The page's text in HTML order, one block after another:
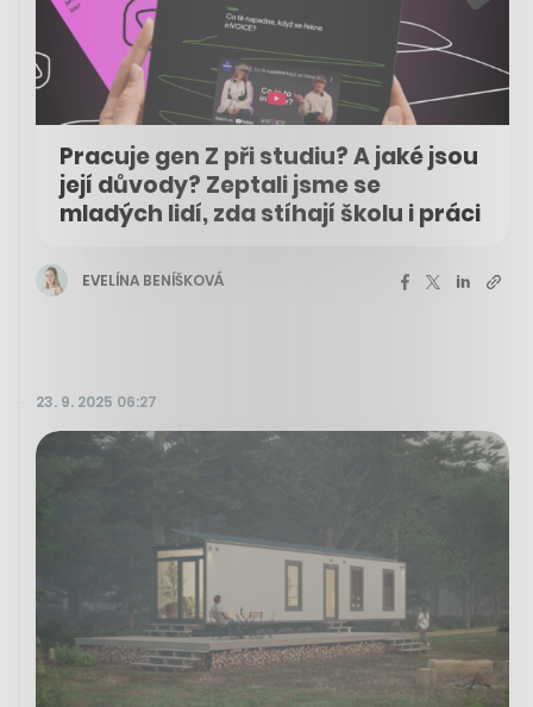
Pracuje gen Z při studiu? A jaké jsou
její důvody? Zeptali jsme se
mladých lidí, zda stíhají školu i práci
EVELÍNA BENÍŠKOVÁ
23. 9. 2025 06:27